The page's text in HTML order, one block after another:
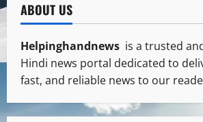
ABOUT US
Helpinghandnews is a trusted
Hindi news portal dedicated to
fast, and reliable news to our